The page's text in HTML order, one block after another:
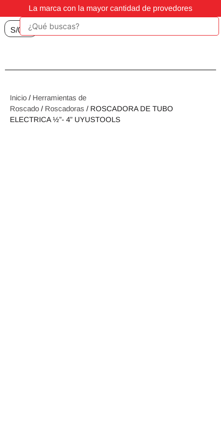
La marca con la mayor cantidad de provedores
S/0.00
Inicio / Herramientas de
Roscado / Roscadoras / ROSCADORA DE TUBO
ELECTRICA ½”- 4” UYUSTOOLS